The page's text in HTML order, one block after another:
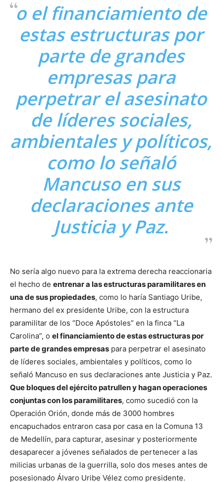
o el financiamiento de
estas estructuras por
parte de grandes
empresas para
perpetrar el asesinato
de líderes sociales,
ambientales y políticos,
como lo señaló
Mancuso en sus
declaraciones ante
Justicia y Paz.
No sería algo nuevo para la extrema derecha reaccionaria
el hecho de entrenar a las estructuras paramilitares en
una de sus propiedades, como lo haría Santiago Uribe,
hermano del ex presidente Uribe, con la estructura
paramilitar de los “Doce Apóstoles” en la finca “La
Carolina”, o el financiamiento de estas estructuras por
parte de grandes empresas para perpetrar el asesinato
de líderes sociales, ambientales y políticos, como lo
señaló Mancuso en sus declaraciones ante Justicia y Paz.
Que bloques del ejército patrullen y hagan operaciones
conjuntas con los paramilitares, como sucedió con la
Operación Orión, donde más de 3000 hombres
encapuchados entraron casa por casa en la Comuna 13
de Medellín, para capturar, asesinar y posteriormente
desaparecer a jóvenes señalados de pertenecer a las
milicias urbanas de la guerrilla, solo dos meses antes de
posesionado Álvaro Uribe Vélez como presidente.